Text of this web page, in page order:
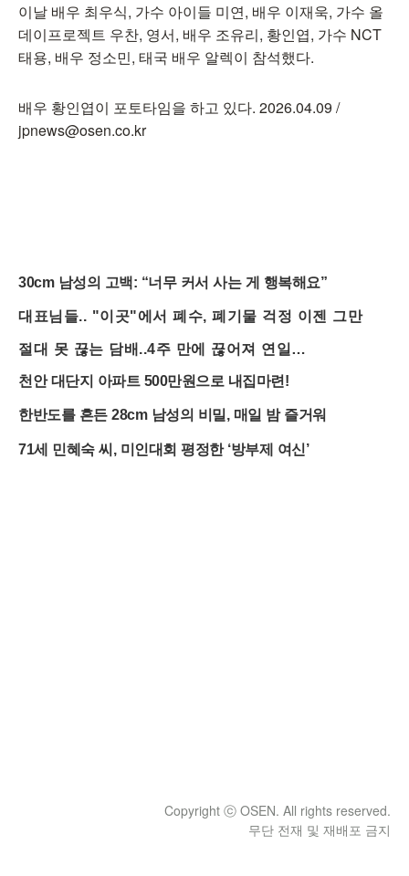
이날 배우 최우식, 가수 아이들 미연, 배우 이재욱, 가수 올
데이프로젝트 우찬, 영서, 배우 조유리, 황인엽, 가수 NCT
태용, 배우 정소민, 태국 배우 알렉이 참석했다.
배우 황인엽이 포토타임을 하고 있다. 2026.04.09 /
jpnews@osen.co.kr
Copyright ⓒ OSEN. All rights reserved.
무단 전재 및 재배포 금지